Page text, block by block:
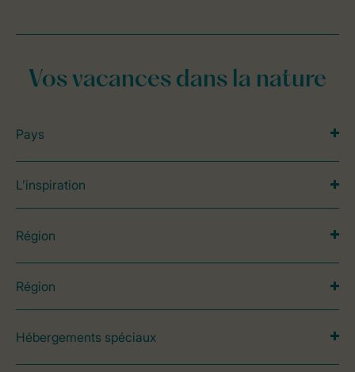
Vos vacances dans la nature
Pays
L’inspiration
Région
Région
Hébergements spéciaux